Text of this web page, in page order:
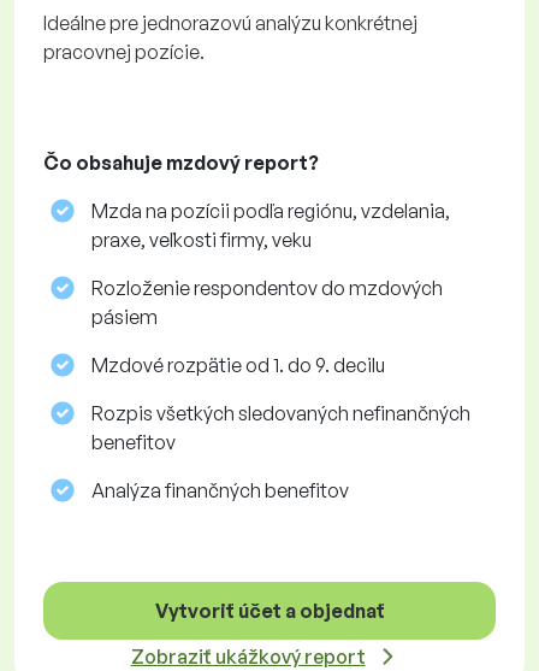
Ideálne pre jednorazovú analýzu konkrétnej
pracovnej pozície.
Čo obsahuje mzdový report?
Mzda na pozícii podľa regiónu, vzdelania,
praxe, veľkosti firmy, veku
Rozloženie respondentov do mzdových
pásiem
Mzdové rozpätie od 1. do 9. decilu
Rozpis všetkých sledovaných nefinančných
benefitov
Analýza finančných benefitov
Vytvoriť účet a objednať
Zobraziť ukážkový report